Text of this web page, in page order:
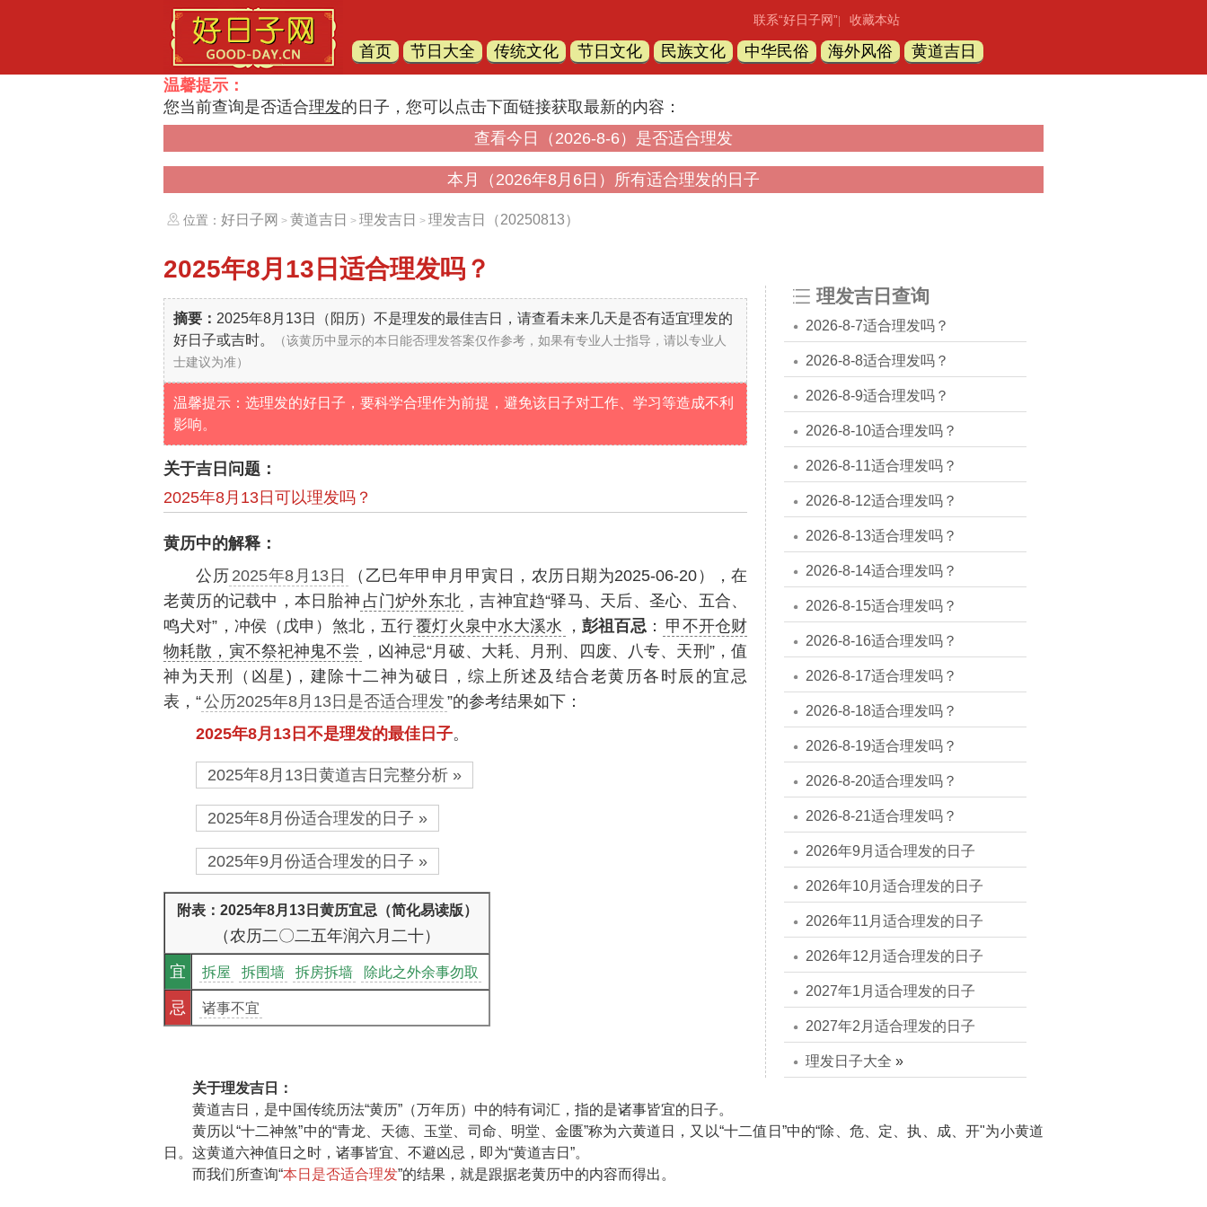
联系“好日子网” 收藏本站
首页 节日大全 传统文化 节日文化 民族文化 中华民俗 海外风俗
黄道吉日
温馨提示：
您当前查询是否适合理发的日子，您可以点击下面链接获取最新的内容：
查看今日（2026-8-6）是否适合理发
本月（2026年8月6日）所有适合理发的日子
位置： 好日子网 > 黄道吉日 > 理发吉日 > 理发吉日（20250813）
2025年8月13日 适合理发吗？
摘要： 2025年8月13日（阳历）不是理发的最佳吉日，请查看未来几天是否有适宜理发的
好日子或吉时。
（该黄历中显示的本日能否理发答案仅作参考，如果有专业人士指导，请以专业人
士建议为准）
温馨提示：选理发的好日子，要科学合理作为前提，避免该日子对工作、学习等造成不利
影响。
关于吉日问题：
2025年8月13日可以理发吗？
黄历中的解释：
公历 2025年8月13日
（乙巳年甲申月甲寅日，农历日期为2025-06-20），在
老黄历的记载中，本日胎神 占门炉外东北 ，吉神宜趋“驿马、天后、圣心、五合、
鸣犬对”，冲侯（戊申）煞北，五行覆灯火泉中水大溪水 ， 彭祖百忌 ： 甲不开仓财
物耗散，寅不祭祀神鬼不尝 ，凶神忌“月破、大耗、月刑、四废、八专、天刑”，值
神为天刑（凶星)，建除十二神为破日，综上所述及结合老黄历各时辰的宜忌
表，“公历2025年8月13日是否适合理发”的参考结果如下：
2025年8月13日不是理发的最佳日子。
2025年8月13日黄道吉日完整分析 »
2025年8月份适合理发的日子 »
2025年9月份适合理发的日子 »
附表：2025年8月13日黄历宜忌（简化易读版）
（农历二〇二五年润六月二十）
宜
拆屋 拆围墙 拆房拆墙
除此之外余事勿取
忌
诸事不宜
理发吉日查询
2026-8-7适合理发吗？
2026-8-8适合理发吗？
2026-8-9适合理发吗？
2026-8-10适合理发吗？
2026-8-11适合理发吗？
2026-8-12适合理发吗？
2026-8-13适合理发吗？
2026-8-14适合理发吗？
2026-8-15适合理发吗？
2026-8-16适合理发吗？
2026-8-17适合理发吗？
2026-8-18适合理发吗？
2026-8-19适合理发吗？
2026-8-20适合理发吗？
2026-8-21适合理发吗？
2026年9月适合理发的日子
2026年10月适合理发的日子
2026年11月适合理发的日子
2026年12月适合理发的日子
2027年1月适合理发的日子
2027年2月适合理发的日子
理发日子大全 »
关于理发吉日：
黄道吉日，是中国传统历法“黄历”（万年历）中的特有词汇，指的是诸事皆宜的日子。
黄历以“十二神煞”中的“青龙、天德、玉堂、司命、明堂、金匮”称为六黄道日，又以“十二值日”中的“除、危、定、执、成、开"为小黄道
日。这黄道六神值日之时，诸事皆宜、不避凶忌，即为“黄道吉日”。
而我们所查询“本日是否适合理发”的结果，就是跟据老黄历中的内容而得出。